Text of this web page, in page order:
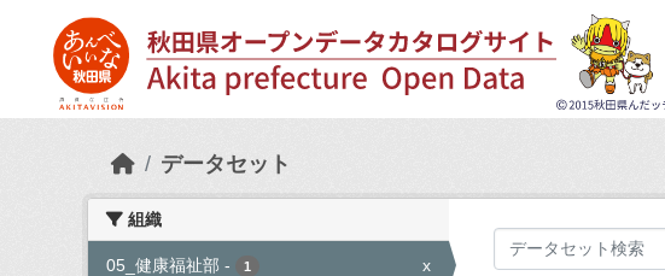
データセット
組織
05_健康福祉部 - 1 x